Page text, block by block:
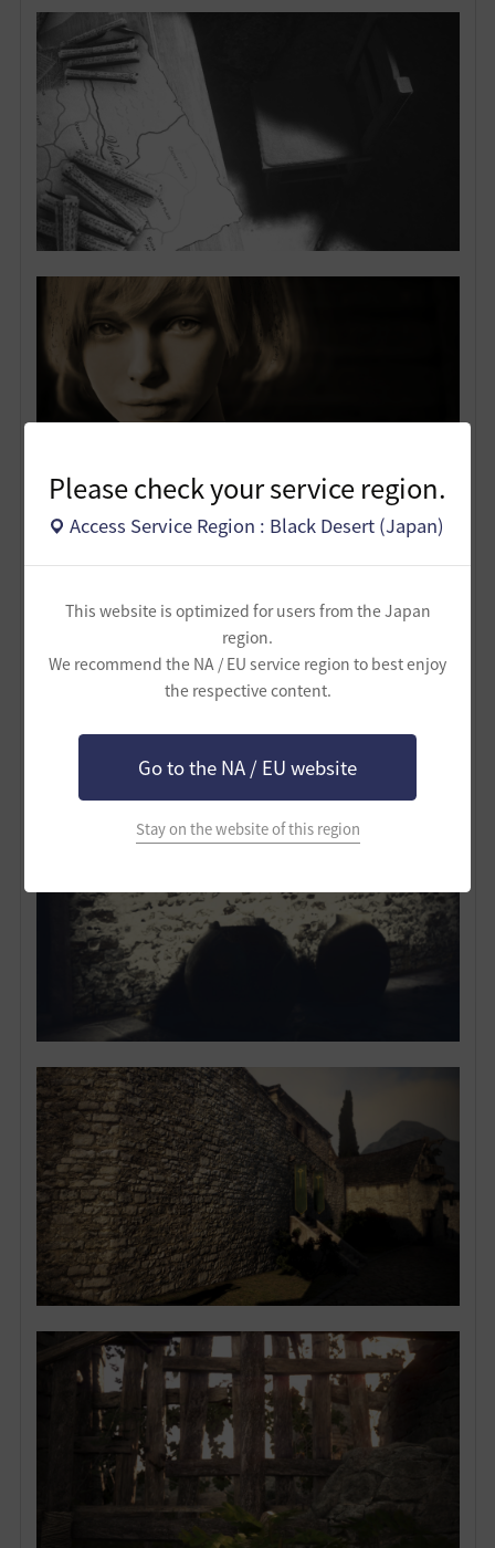
Please check your service region.
Access Service Region : Black Desert (Japan)
This website is optimized for users from the Japan
region.
We recommend the NA / EU service region to best enjoy
the respective content.
Go to the NA / EU website
Stay on the website of this region